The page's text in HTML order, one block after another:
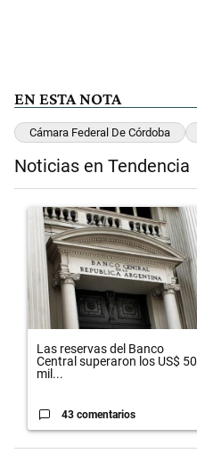
EN ESTA NOTA
Cámara Federal De Córdoba
Noticias en Tendencia
Un artículo de tendencia con
Las reservas del Banco
Central superaron los US$ 50
mil...
43 comentarios